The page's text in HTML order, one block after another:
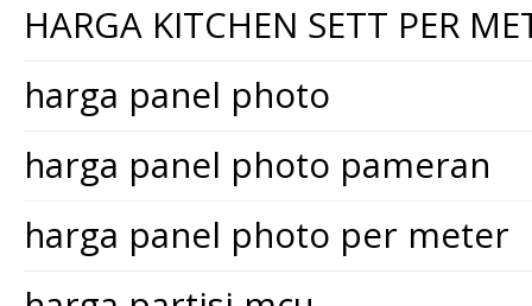
HARGA KITCHEN SETT PER
harga panel photo
harga panel photo pameran
harga panel photo per meter